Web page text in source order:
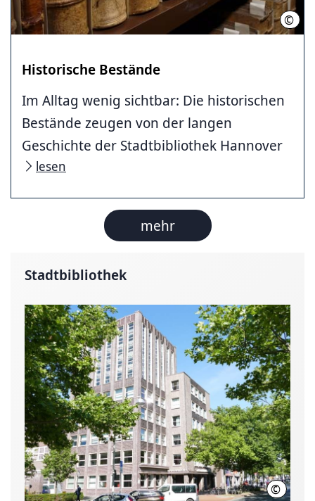
©
Historische Bestände
Im Alltag wenig sichtbar: Die historischen
Bestände zeugen von der langen
Geschichte der Stadtbibliothek Hannover
lesen
mehr
Stadtbibliothek
© LHH